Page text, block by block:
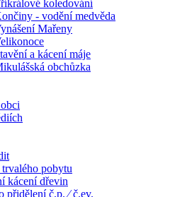
koledování
- vodění medvěda
Mařeny
a kácení máje
obchůzka
pobytu
kácení dřevin
přidělení č.p. ⁄ č.ev.